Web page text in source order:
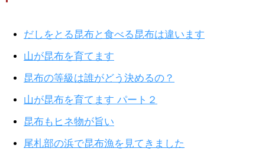
だしをとる昆布と食べる昆布は違います
山が昆布を育てます
昆布の等級は誰がどう決めるの？
山が昆布を育てます パート２
昆布もヒネ物が旨い
尾札部の浜で昆布漁を見てきました